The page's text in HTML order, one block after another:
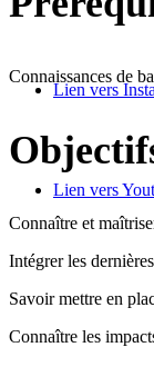
Lien vers
Lien vers
Connaissances de
Connaître et
Intégrer les
Savoir mettre en
Connaître les